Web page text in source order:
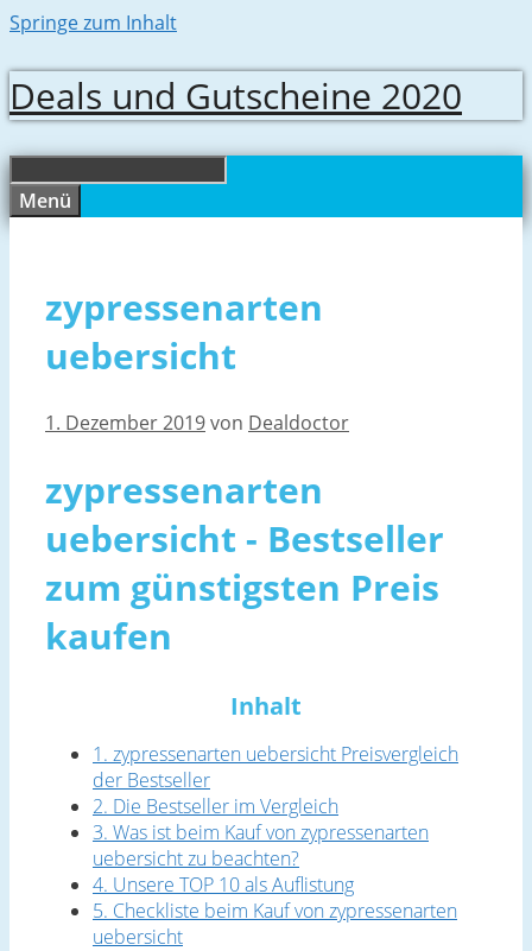
Springe zum Inhalt
Deals und Gutscheine 2020
Menü
zypressenarten
uebersicht
1. Dezember 2019von Dealdoctor
zypressenarten
uebersicht - Bestseller
zum günstigsten Preis
kaufen
Inhalt
1. zypressenarten uebersicht Preisvergleich
der Bestseller
2. Die Bestseller im Vergleich
3. Was ist beim Kauf von zypressenarten
uebersicht zu beachten?
4. Unsere TOP 10 als Auflistung
5. Checkliste beim Kauf von zypressenarten
uebersicht